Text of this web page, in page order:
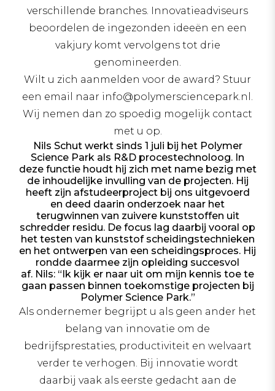
verschillende branches. Innovatieadviseurs
beoordelen de ingezonden ideeën en een
vakjury komt vervolgens tot drie
genomineerden.
Wilt u zich aanmelden voor de award? Stuur
een email naar info@polymersciencepark.nl.
Wij nemen dan zo spoedig mogelijk contact
met u op.
Nils Schut werkt sinds 1 juli bij het Polymer
Science Park als R&D procestechnoloog. In
deze functie houdt hij zich met name bezig met
de inhoudelijke invulling van de projecten. Hij
heeft zijn afstudeerproject bij ons uitgevoerd
en deed daarin onderzoek naar het
terugwinnen van zuivere kunststoffen uit
schredder residu. De focus lag daarbij vooral op
het testen van kunststof scheidingstechnieken
en het ontwerpen van een scheidingsproces. Hij
rondde daarmee zijn opleiding succesvol
af. Nils: “Ik kijk er naar uit om mijn kennis toe te
gaan passen binnen toekomstige projecten bij
Polymer Science Park.”
Als ondernemer begrijpt u als geen ander het
belang van innovatie om de
bedrijfsprestaties, productiviteit en welvaart
verder te verhogen. Bij innovatie wordt
daarbij vaak als eerste gedacht aan de